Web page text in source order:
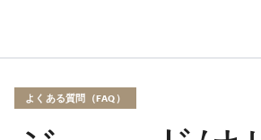
よくある質問（FAQ）